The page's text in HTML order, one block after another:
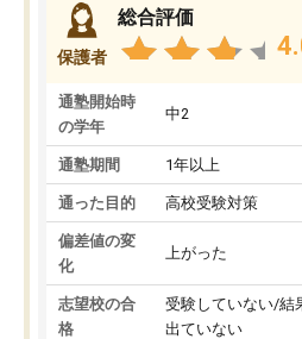
保護者
総合評価
通塾開始時
の学年
中2
通塾期間 1年以上
通った目的 高校受験対策
偏差値の変
化
上がった
志望校の合
格
受験していない/結
出ていない